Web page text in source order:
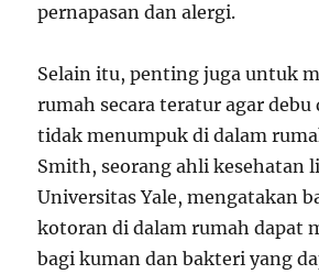
pernapasan dan alergi.
Selain itu, penting juga untuk
rumah secara teratur agar
tidak menumpuk di dalam
Smith, seorang ahli kesehatan
Universitas Yale, mengatakan
kotoran di dalam rumah dapat
bagi kuman dan bakteri yang